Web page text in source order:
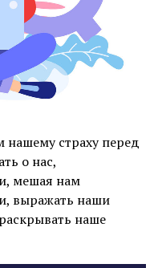
страху перед
о нас,
мешая нам
выражать наши
наше